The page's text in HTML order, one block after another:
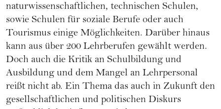
naturwissenschaftlichen, technischen Schulen,
sowie Schulen für soziale Berufe oder auch
Tourismus einige Möglichkeiten. Darüber hinaus
kann aus über 200 Lehrberufen gewählt werden.
Doch auch die Kritik an Schulbildung und
Ausbildung und dem Mangel an Lehrpersonal
reißt nicht ab. Ein Thema das auch in Zukunft den
gesellschaftlichen und politischen Diskurs